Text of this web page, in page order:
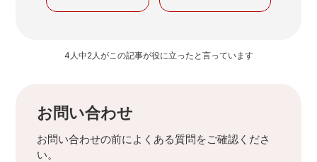
4人中2人がこの記事が役に立ったと言っています
お問い合わせ
お問い合わせの前によくある質問をご確認くださ
い。